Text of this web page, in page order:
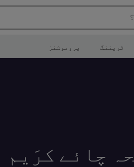
ٹریننگ پروموشنز
چائے کرَیم